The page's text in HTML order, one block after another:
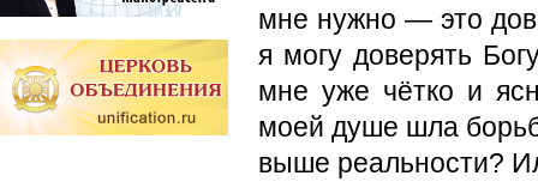
мне нужно — это
я могу доверять
мне уже чётко и
моей душе шла
выше реальности?